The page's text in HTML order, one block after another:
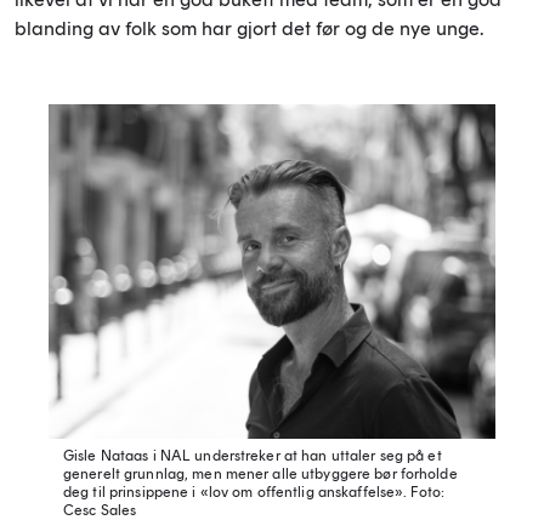
blanding av folk som har gjort det før og de nye unge.
Gisle Nataas i NAL understreker at han uttaler seg på et
generelt grunnlag, men mener alle utbyggere bør forholde
deg til prinsippene i «lov om offentlig anskaffelse». Foto:
Cesc Sales